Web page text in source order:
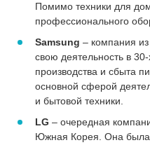
Помимо техники для
профессионального
Samsung – компания
свою деятельность в
производства и сбыта
основной сферой
и бытовой техники.
LG – очередная
Южная Корея. Она была